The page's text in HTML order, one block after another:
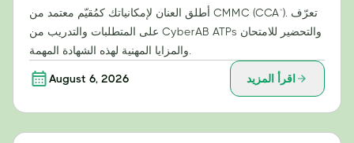
أطلق العنان لإمكانياتك كمُقيّم معتمد من CMMC (CCA™). تعرّف
على المتطلبات والتدريب من CyberAB ATPs والتحضير للامتحان
August 6, 2026 اقرأ المزيد